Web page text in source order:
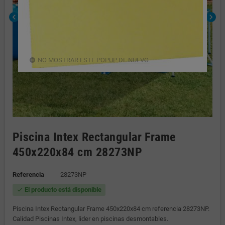
chevron_left chevron_right
Piscina Intex Rectangular Frame
450x220x84 cm 28273NP
Referencia 28273NP
check El producto está disponible
Piscina Intex Rectangular Frame 450x220x84 cm referencia 28273NP.
Calidad Piscinas Intex, lider en piscinas desmontables.
NO MOSTRAR ESTE POPUP DE NUEVO.